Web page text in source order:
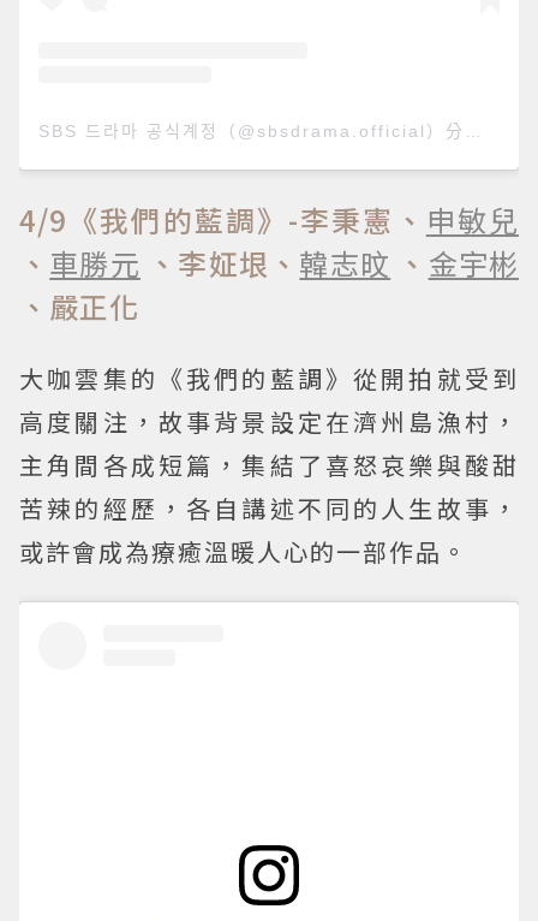
SBS 드라마 공식계정（@sbsdrama.official）分享的貼文
4/9《我們的藍調》-李秉憲、 申敏兒
、 車勝元 、李姃垠、 韓志旼 、 金宇彬
、嚴正化
大咖雲集的《我們的藍調》從開拍就受到
高度關注，故事背景設定在濟州島漁村，
主角間各成短篇，集結了喜怒哀樂與酸甜
苦辣的經歷，各自講述不同的人生故事，
或許會成為療癒溫暖人心的一部作品。